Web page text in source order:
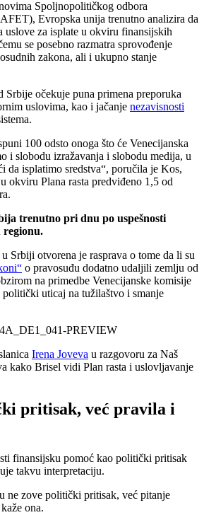
Spoljnopolitičkog odbora
Evropska unija trenutno analizira da
uslove za isplate u okviru finansijskih
se posebno razmatra sprovođenje
zakona, ali i ukupno stanje
Srbije očekuje puna primena preporuka
uslovima, kao i jačanje nezavisnosti
100 odsto onoga što će Venecijanska
i slobodu izražavanja i slobodu medija, u
da isplatimo sredstva“, poručila je Kos,
okviru Plana rasta predviđeno 1,5 od
trenutno pri dnu po uspešnosti
regionu.
Srbiji otvorena je rasprava o tome da li su
o pravosuđu dodatno udaljili zemlju od
na primedbe Venecijanske komisije
uticaj na tužilaštvo i smanje
Irena Joveva u razgovoru za Naš
kako Brisel vidi Plan rasta i uslovljavanje
pritisak, već pravila i
finansijsku pomoć kao politički pritisak
takvu interpretaciju.
ne zove politički pritisak, već pitanje
ona.